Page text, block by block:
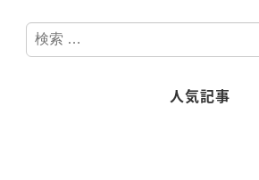
ナ
検
索
人気記事